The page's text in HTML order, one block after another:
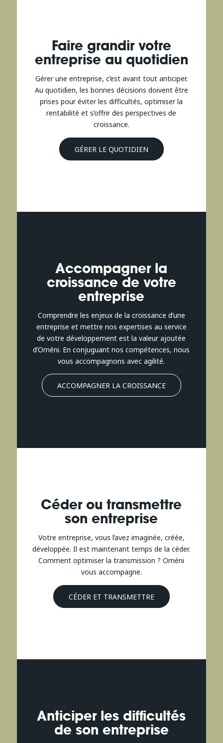
Faire grandir votre
entreprise au quotidien
Gérer une entreprise, c’est avant tout anticiper.
Au quotidien, les bonnes décisions doivent être
prises pour éviter les difficultés, optimiser la
rentabilité et s’offrir des perspectives de
croissance.
GÉRER LE QUOTIDIEN
Accompagner la
croissance de votre
entreprise
Comprendre les enjeux de la croissance d’une
entreprise et mettre nos expertises au service
de votre développement est la valeur ajoutée
d’Oméni. En conjuguant nos compétences, nous
vous accompagnons avec agilité.
ACCOMPAGNER LA CROISSANCE
Céder ou transmettre
son entreprise
Votre entreprise, vous l’avez imaginée, créée,
développée. Il est maintenant temps de la céder.
Comment optimiser la transmission ? Oméni
vous accompagne.
CÉDER ET TRANSMETTRE
Anticiper les difficultés
de son entreprise